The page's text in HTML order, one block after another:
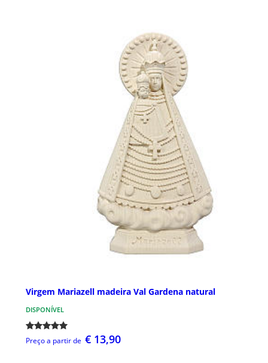
Virgem Mariazell madeira Val Gardena natural
DISPONÍVEL
Preço a partir de € 13,90